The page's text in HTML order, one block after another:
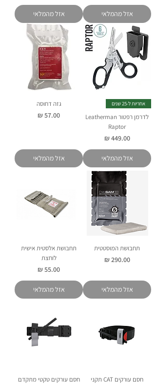
אזל מהמלאי אזל מהמלאי
אחריות ל-25 שנים
לדרמן רפטור Leatherman
Raptor
מחיר‏449.00 ‏₪
אזל מהמלאי
גזה דחוסה
מחיר
אזל מהמלאי
תחבושת המוסטטית
מחיר‏290.00 ‏₪
אזל מהמלאי
תחבושת אלסטית אישית
לוחצת
מחיר
אזל מהמלאי
חסם עורקים CAT תקני
חסם עורקים טקטי מתקדם